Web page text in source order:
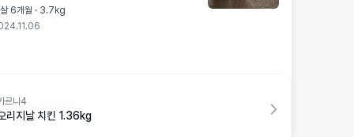
6개월 · 3.7kg
르나4
리지날 치킨 1.36kg